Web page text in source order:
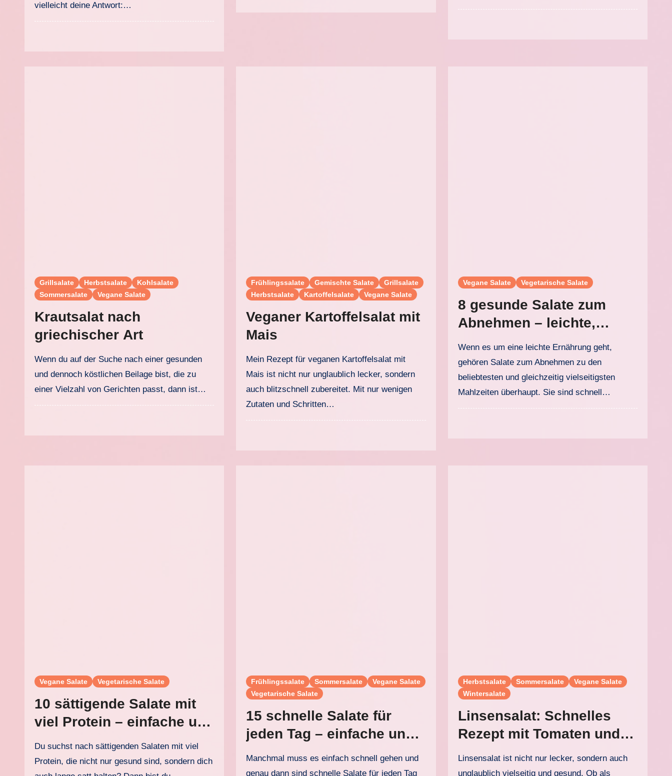
vielleicht deine Antwort:…
Grillsalate Herbstsalate
Kohlsalate
Sommersalate
Vegane Salate
Krautsalat nach
griechischer Art
Wenn du auf der Suche nach einer gesunden
und dennoch köstlichen Beilage bist, die zu
einer Vielzahl von Gerichten passt, dann ist…
Frühlingssalate Gemischte Salate
Grillsalate
Herbstsalate
Kartoffelsalate Vegane Salate
Veganer Kartoffelsalat mit
Mais
Mein Rezept für veganen Kartoffelsalat mit
Mais ist nicht nur unglaublich lecker, sondern
auch blitzschnell zubereitet. Mit nur wenigen
Zutaten und Schritten…
Vegane Salate Vegetarische Salate
8 gesunde Salate zum
Abnehmen – leichte,
sättigende und einfache
Rezepte
Wenn es um eine leichte Ernährung geht,
gehören Salate zum Abnehmen zu den
beliebtesten und gleichzeitig vielseitigsten
Mahlzeiten überhaupt. Sie sind schnell…
Vegane Salate Vegetarische Salate
10 sättigende Salate mit
viel Protein – einfache und
gesunde Rezepte
Du suchst nach sättigenden Salaten mit viel
Protein, die nicht nur gesund sind, sondern dich
Frühlingssalate Sommersalate
Vegane Salate
Vegetarische Salate
15 schnelle Salate für
jeden Tag – einfache und
gesunde Salatrezepte
Manchmal muss es einfach schnell gehen und
genau dann sind schnelle Salate für jeden Tag
Herbstsalate Sommersalate
Vegane Salate
Wintersalate
Linsensalat: Schnelles
Rezept mit Tomaten und
Gurke für jede Jahreszeit
Linsensalat ist nicht nur lecker, sondern auch
unglaublich vielseitig und gesund. Ob als